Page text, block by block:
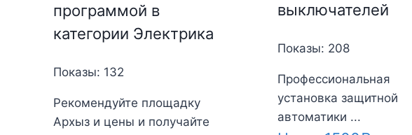
программой в
категории Электрика
Показы: 132
Рекомендуйте площадку
Архыз и цены и получайте
выключателей
Показы: 208
Профессиональная
установка защитной
автоматики ...